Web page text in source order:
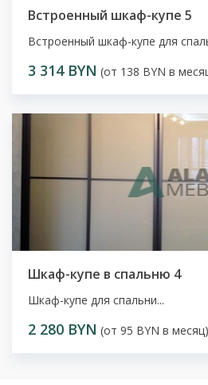
Встроенный шкаф-купе 5
Встроенный шкаф-купе для
3 314 BYN (от 138 BYN в
Шкаф-купе в спальню 4
Шкаф-купе для спальни...
2 280 BYN (от 95 BYN в месяц)